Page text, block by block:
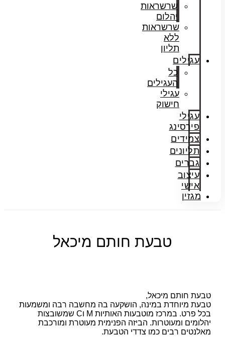
שרשראות
יהלום
שרשראות
ללא
תליון
עגילים
כל
העגילים
עגילי
חישוק
עגילי
פירסינג
צמידים
תליונים
גברים
עיצוב
אישי
מגזין
טבעת חותם מיכאל
טבעת חותם מיכאל,
טבעת מיוחדת במינה, הושקעה בה מחשבה רבה ומשמעות
בכל פרט. במרכז מוטבעות האותיות M וC שמשובצות
יהלומים ומעוטרות. הביזה הפנימית מעוטרת ומורכבת
מאלנטים רבים כמו צדדי הטבעת.